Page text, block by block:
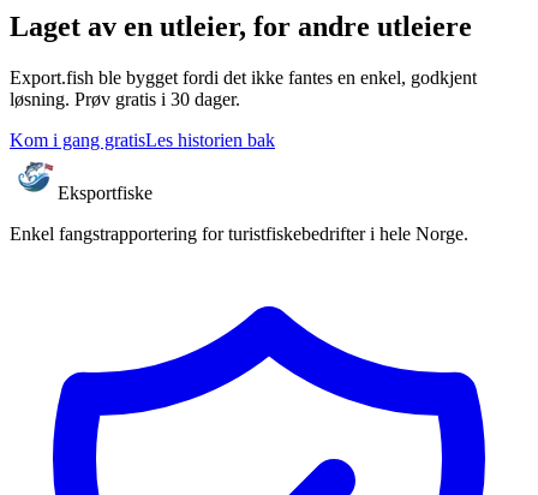
Laget av en utleier, for andre utleiere
Export.fish ble bygget fordi det ikke fantes en enkel, godkjent
løsning. Prøv gratis i 30 dager.
Kom i gang gratisLes historien bak
Eksportfiske
Enkel fangstrapportering for turistfiskebedrifter i hele Norge.